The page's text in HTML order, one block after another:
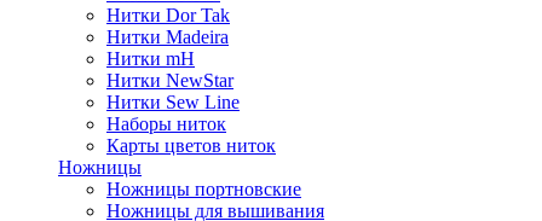
Нитки Dor Tak
Нитки Madeira
Нитки mH
Нитки NewStar
Нитки Sew Line
Наборы ниток
Карты цветов ниток
Ножницы
Ножницы портновские
Ножницы для вышивания